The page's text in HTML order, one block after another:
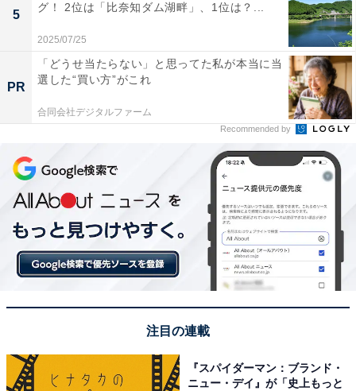
View this post on Instagram
A post shared by 横浜流星 (@ryuseiyokohama_official)
2位にランクインしたのは、横浜流星さんです。正統派
イケメンからクセのある難役まで、あらゆる役に挑戦し
新境地を開き続けています。2月29日より独占配信され
ているNetflix映画『パレード』では元ヤクザ役を務め、
屈強な肉体美が話題となりました。2025年には、NHK大
河ドラマ『べらぼう～蔦重栄華乃夢噺～』の主演も決
定。実力派俳優としての躍進が期待できそうです。
5
グ！ 2位は「比奈知ダム湖畔」、1位は？...
2025/07/25
PR
「どうせ当たらない」と思ってた私が本当に当
選した“買い方”がこれ
合同会社デジタルファーム
Recommended by
注目の連載
『スパイダーマン：ブランド・
ニュー・デイ』が「史上もっと